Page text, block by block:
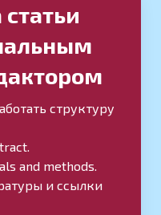
структуру
and methods.
и ссылки